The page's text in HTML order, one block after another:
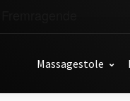
Massagestole